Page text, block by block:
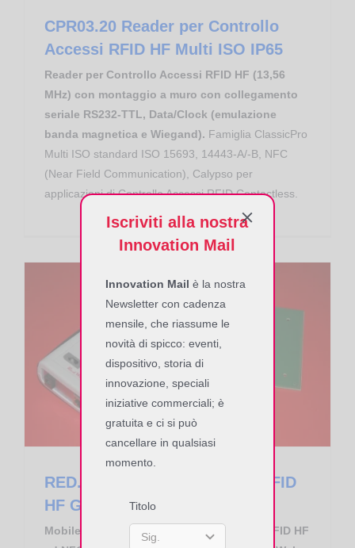
CPR03.20 Reader per Controllo
Accessi RFID HF Multi ISO IP65
Reader per Controllo Accessi RFID HF (13,56
MHz) con montaggio a muro con collegamento
seriale RS232-TTL, Data/Clock (emulazione
banda magnetica e Wiegand). Famiglia ClassicPro
Multi ISO standard ISO 15693, 14443-A/-B, NFC
(Near Field Communication), Calypso per
applicazioni di Controllo Accessi RFID Contactless.
RED.MR80.FLY-M Controller RFID
HF GPRS RedWave SmartFly
Mobile GSM/GPRS Mid Range Controller RFID HF
Iscriviti alla nostra
Innovation Mail
Innovation Mail è la nostra
Newsletter con cadenza
mensile, che riassume le
novità di spicco: eventi,
dispositivo, storia di
innovazione, speciali
iniziative commerciali; è
gratuita e ci si può
cancellare in qualsiasi
momento.
Titolo